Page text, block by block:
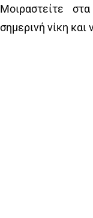
Μοιραστείτε
σημερινή νίκη και